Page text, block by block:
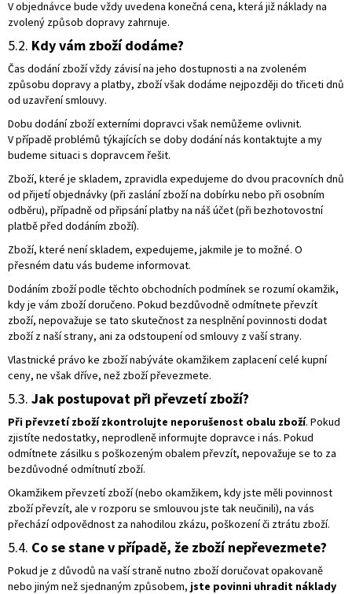
V objednávce bude vždy uvedena konečná cena, která již náklady na
zvolený způsob dopravy zahrnuje.
5.2. Kdy vám zboží dodáme?
Čas dodání zboží vždy závisí na jeho dostupnosti a na zvoleném
způsobu dopravy a platby, zboží však dodáme nejpozději do třiceti dnů
od uzavření smlouvy.
Dobu dodání zboží externími dopravci však nemůžeme ovlivnit.
V případě problémů týkajících se doby dodání nás kontaktujte a my
budeme situaci s dopravcem řešit.
Zboží, které je skladem, zpravidla expedujeme do dvou pracovních dnů
od přijetí objednávky (při zaslání zboží na dobírku nebo při osobním
odběru), případně od připsání platby na náš účet (při bezhotovostní
platbě před dodáním zboží).
Zboží, které není skladem, expedujeme, jakmile je to možné. O
přesném datu vás budeme informovat.
Dodáním zboží podle těchto obchodních podmínek se rozumí okamžik,
kdy je vám zboží doručeno. Pokud bezdůvodně odmítnete převzít
zboží, nepovažuje se tato skutečnost za nesplnění povinnosti dodat
zboží z naší strany, ani za odstoupení od smlouvy z vaší strany.
Vlastnické právo ke zboží nabýváte okamžikem zaplacení celé kupní
ceny, ne však dříve, než zboží převezmete.
5.3. Jak postupovat při převzetí zboží?
Při převzetí zboží zkontrolujte neporušenost obalu zboží. Pokud
zjistíte nedostatky, neprodleně informujte dopravce i nás. Pokud
odmítnete zásilku s poškozeným obalem převzít, nepovažuje se to za
bezdůvodné odmítnutí zboží.
Okamžikem převzetí zboží (nebo okamžikem, kdy jste měli povinnost
zboží převzít, ale v rozporu se smlouvou jste tak neučinili), na vás
přechází odpovědnost za nahodilou zkázu, poškození či ztrátu zboží.
5.4. Co se stane v případě, že zboží nepřevezmete?
Pokud je z důvodů na vaší straně nutno zboží doručovat opakovaně
nebo jiným než sjednaným způsobem, jste povinni uhradit náklady